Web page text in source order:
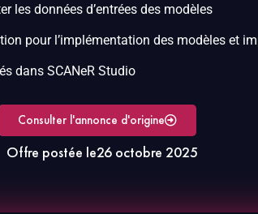
les données d’entrées des modèles
pour l’implémentation des modèles et
dans SCANeR Studio
Consulter l'annonce d'origine
Offre postée le26 octobre 2025